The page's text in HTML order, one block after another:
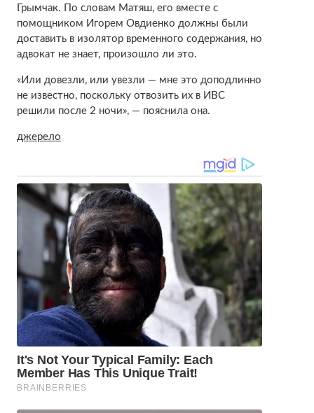
Грымчак. По словам Матяш, его вместе с
помощником Игорем Овдиенко должны были
доставить в изолятор временного содержания, но
адвокат не знает, произошло ли это.
«Или довезли, или увезли — мне это доподлинно
не известно, поскольку отвозить их в ИВС
решили после 2 ночи», — пояснила она.
джерело